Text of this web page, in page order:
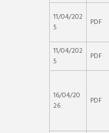
11/04/202
5
PDF
11/04/202
5
PDF
16/04/20
26
PDF